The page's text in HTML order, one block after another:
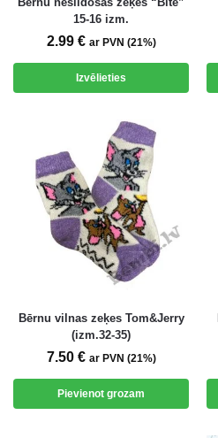
15-16 izm.
2.99 € ar PVN (21%)
Izvēlieties
Bērnu vilnas zeķes Tom&Jerry
(izm.32-35)
7.50 € ar PVN (21%)
Pievienot grozam